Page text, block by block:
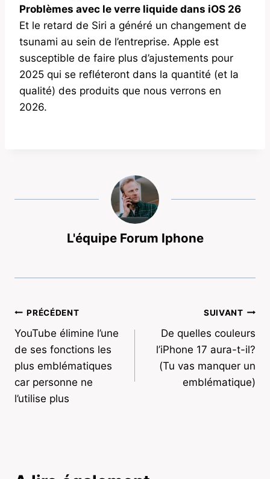
Problèmes avec le verre liquide dans iOS 26
Et le retard de Siri a généré un changement de
tsunami au sein de l’entreprise. Apple est
susceptible de faire plus d’ajustements pour
2025 qui se refléteront dans la quantité (et la
qualité) des produits que nous verrons en
2026.
L'équipe Forum Iphone
Navigation
de
l’article
PRÉCÉDENT
YouTube élimine l’une
de ses fonctions les
plus emblématiques
car personne ne
l’utilise plus
SUIVANT
De quelles couleurs
l’iPhone 17 aura-t-il?
(Tu vas manquer un
emblématique)